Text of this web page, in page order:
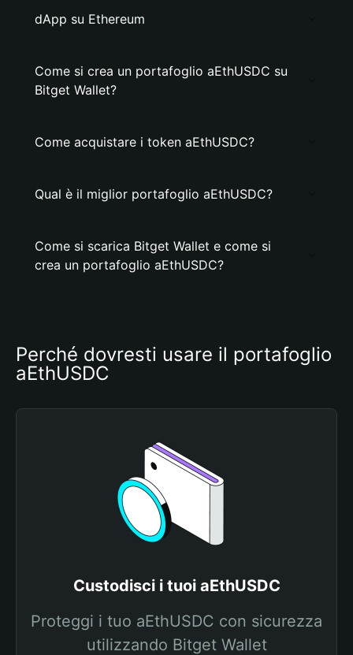
dApp su Ethereum
Come si crea un portafoglio aEthUSDC su
Bitget Wallet?
Come acquistare i token aEthUSDC?
Qual è il miglior portafoglio aEthUSDC?
Come si scarica Bitget Wallet e come si
crea un portafoglio aEthUSDC?
Perché dovresti usare il portafoglio
aEthUSDC
Custodisci i tuoi aEthUSDC
Proteggi i tuo aEthUSDC con sicurezza
utilizzando Bitget Wallet